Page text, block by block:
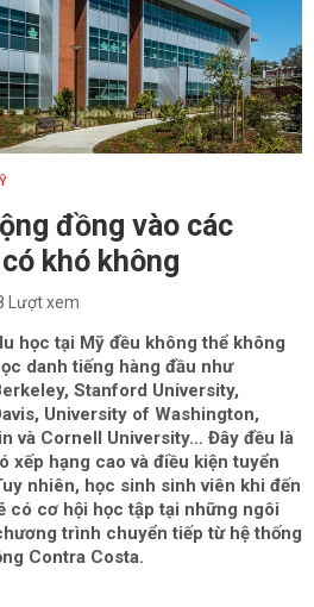
đồng vào các
khó không
Lượt xem
học tại Mỹ đều không thể không
danh tiếng hàng đầu như
Stanford University,
University of Washington,
và Cornell University… Đây đều là
xếp hạng cao và điều kiện tuyển
nhiên, học sinh sinh viên khi đến
có cơ hội học tập tại những ngôi
trình chuyển tiếp từ hệ thống
Contra Costa.